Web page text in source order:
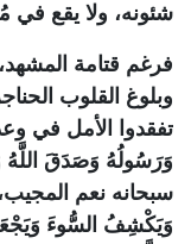
شئونه، ولا يقع في
فرغم قتامة
وبلوغ القلوب
تفقدوا الأمل في
وَرَسُولُهُ وَصَدَقَ اللَّهُ
سبحانه نعم
وَيَكْشِفُ السُّوءَ